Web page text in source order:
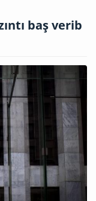
baş verib